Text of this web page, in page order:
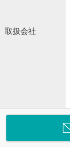
取扱会社